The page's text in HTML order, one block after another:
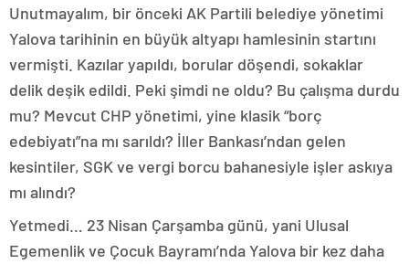
Unutmayalım, bir önceki AK Partili belediye yönetimi
Yalova tarihinin en büyük altyapı hamlesinin startını
vermişti. Kazılar yapıldı, borular döşendi, sokaklar
delik deşik edildi. Peki şimdi ne oldu? Bu çalışma durdu
mu? Mevcut CHP yönetimi, yine klasik “borç
edebiyatı”na mı sarıldı? İller Bankası’ndan gelen
kesintiler, SGK ve vergi borcu bahanesiyle işler askıya
mı alındı?
Yetmedi… 23 Nisan Çarşamba günü, yani Ulusal
Egemenlik ve Çocuk Bayramı’nda Yalova bir kez daha